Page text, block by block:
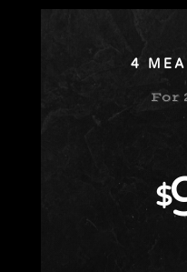
4
For
$